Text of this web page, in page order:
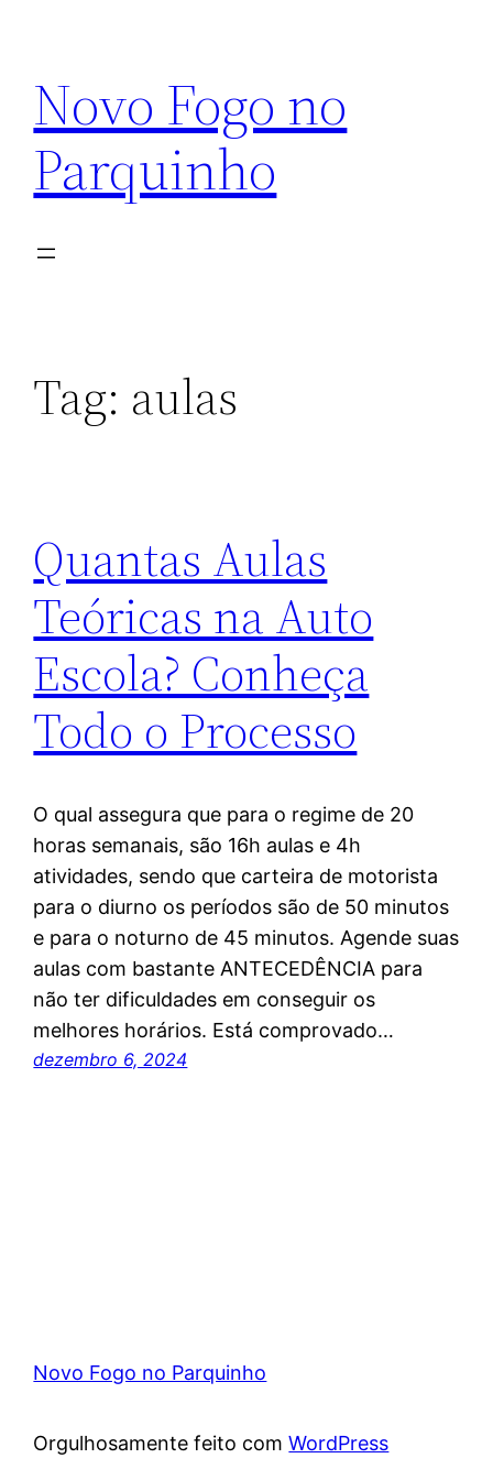
conteúdo
Novo Fogo no
Parquinho
Tag: aulas
Quantas Aulas
Teóricas na Auto
Escola? Conheça
Todo o Processo
O qual assegura que para o regime de 20
horas semanais, são 16h aulas e 4h
atividades, sendo que carteira de motorista
para o diurno os períodos são de 50 minutos
e para o noturno de 45 minutos. Agende suas
aulas com bastante ANTECEDÊNCIA para
não ter dificuldades em conseguir os
melhores horários. Está comprovado…
dezembro 6, 2024
Novo Fogo no Parquinho
Orgulhosamente feito comWordPress